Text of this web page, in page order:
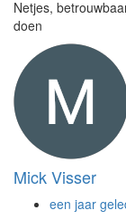
Netjes,
doen
Mick Visser
een jaar